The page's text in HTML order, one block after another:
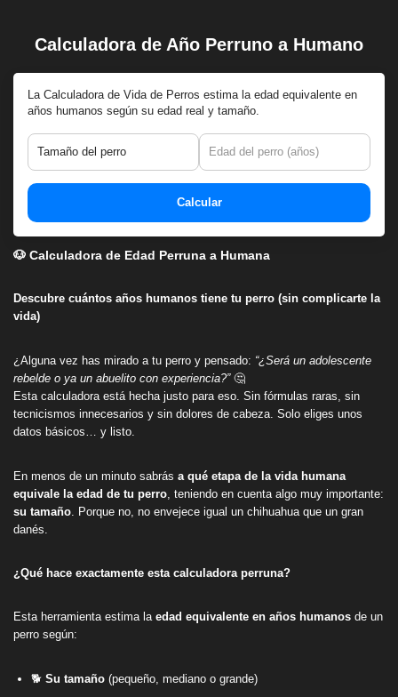
SaltarCalculadora de Año Perruno a Humano
La Calculadora de Vida de Perros estima la edad equivalente en
años humanos según su edad real y tamaño.
Calcular
🐶 Calculadora de Edad Perruna a Humana
Descubre cuántos años humanos tiene tu perro (sin complicarte la
vida)
¿Alguna vez has mirado a tu perro y pensado: “¿Será un adolescente
rebelde o ya un abuelito con experiencia?”🤔
Esta calculadora está hecha justo para eso. Sin fórmulas raras, sin
tecnicismos innecesarios y sin dolores de cabeza. Solo eliges unos
datos básicos… y listo.
En menos de un minuto sabrás a qué etapa de la vida humana
equivale la edad de tu perro , teniendo en cuenta algo muy importante:
su tamaño . Porque no, no envejece igual un chihuahua que un gran
danés.
¿Qué hace exactamente esta calculadora perruna?
Esta herramienta estima la edad equivalente en años humanos de un
perro según:
🐕 Su tamaño (pequeño, mediano o grande)